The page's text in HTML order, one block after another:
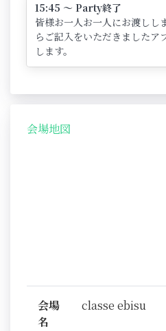
15:45 ～ Party終了
皆様お一人お一人にお渡しし
らご記入をいただきましたア
します。
会場地図
会場
名
classe ebisu